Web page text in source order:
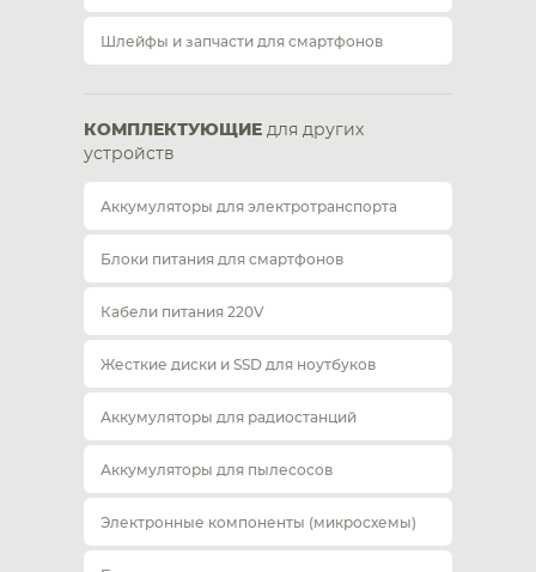
Шлейфы и запчасти для смартфонов
КОМПЛЕКТУЮЩИЕ для других
устройств
Аккумуляторы для электротранспорта
Блоки питания для смартфонов
Кабели питания 220V
Жесткие диски и SSD для ноутбуков
Аккумуляторы для радиостанций
Аккумуляторы для пылесосов
Электронные компоненты (микросхемы)